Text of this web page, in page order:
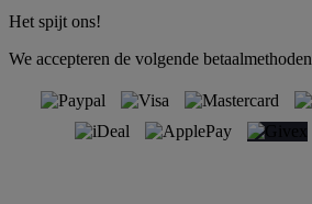
Het spijt ons!
We accepteren de volgende betaalmethoden